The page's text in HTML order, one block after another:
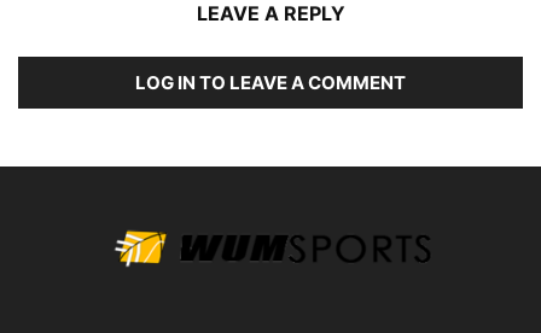
LEAVE A REPLY
LOG IN TO LEAVE A COMMENT